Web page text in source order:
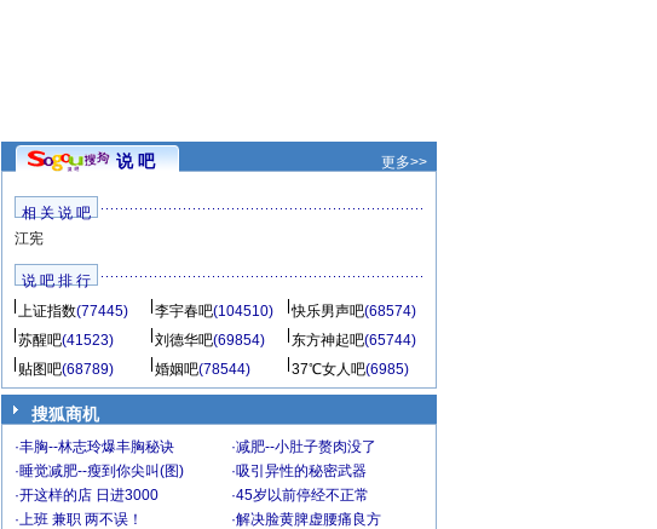
说 吧 更多>>
相 关 说 吧
江宪
说 吧 排 行
上证指数(77445) 李宇春吧(104510) 快乐男声吧(68574)
苏醒吧(41523) 刘德华吧(69854) 东方神起吧(65744)
贴图吧(68789) 婚姻吧(78544) 37℃女人吧(6985)
搜狐商机
·丰胸--林志玲爆丰胸秘诀 ·减肥--小肚子赘肉没了
·睡觉减肥--瘦到你尖叫(图) ·吸引异性的秘密武器
·开这样的店 日进3000 ·45岁以前停经不正常
·上班 兼职 两不误！ ·解决脸黄脾虚腰痛良方